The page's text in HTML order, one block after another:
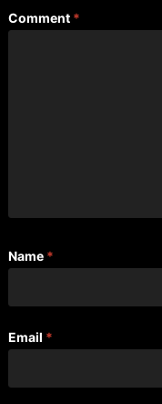
Comment *
Name *
Email *